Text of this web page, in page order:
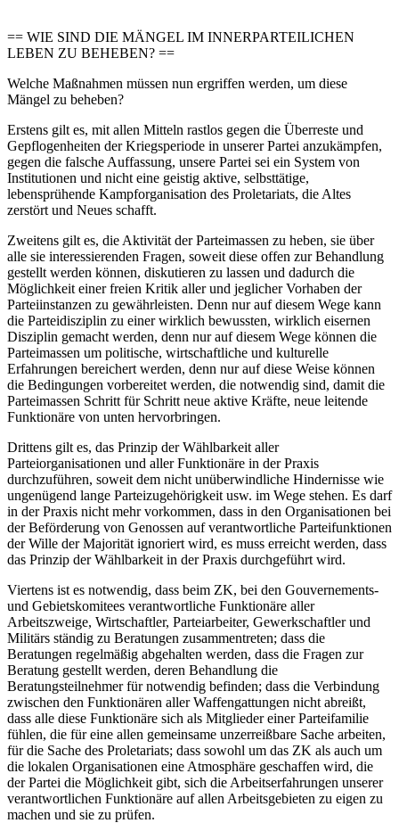
== WIE SIND DIE MÄNGEL IM INNERPARTEILICHEN
LEBEN ZU BEHEBEN? ==
Welche Maßnahmen müssen nun ergriffen werden, um diese
Mängel zu beheben?
Erstens gilt es, mit allen Mitteln rastlos gegen die Überreste und
Gepflogenheiten der Kriegsperiode in unserer Partei anzukämpfen,
gegen die falsche Auffassung, unsere Partei sei ein System von
Institutionen und nicht eine geistig aktive, selbsttätige,
lebensprühende Kampforganisation des Proletariats, die Altes
zerstört und Neues schafft.
Zweitens gilt es, die Aktivität der Parteimassen zu heben, sie über
alle sie interessierenden Fragen, soweit diese offen zur Behandlung
gestellt werden können, diskutieren zu lassen und dadurch die
Möglichkeit einer freien Kritik aller und jeglicher Vorhaben der
Parteiinstanzen zu gewährleisten. Denn nur auf diesem Wege kann
die Parteidisziplin zu einer wirklich bewussten, wirklich eisernen
Disziplin gemacht werden, denn nur auf diesem Wege können die
Parteimassen um politische, wirtschaftliche und kulturelle
Erfahrungen bereichert werden, denn nur auf diese Weise können
die Bedingungen vorbereitet werden, die notwendig sind, damit die
Parteimassen Schritt für Schritt neue aktive Kräfte, neue leitende
Funktionäre von unten hervorbringen.
Drittens gilt es, das Prinzip der Wählbarkeit aller
Parteiorganisationen und aller Funktionäre in der Praxis
durchzuführen, soweit dem nicht unüberwindliche Hindernisse wie
ungenügend lange Parteizugehörigkeit usw. im Wege stehen. Es darf
in der Praxis nicht mehr vorkommen, dass in den Organisationen bei
der Beförderung von Genossen auf verantwortliche Parteifunktionen
der Wille der Majorität ignoriert wird, es muss erreicht werden, dass
das Prinzip der Wählbarkeit in der Praxis durchgeführt wird.
Viertens ist es notwendig, dass beim ZK, bei den Gouvernements-
und Gebietskomitees verantwortliche Funktionäre aller
Arbeitszweige, Wirtschaftler, Parteiarbeiter, Gewerkschaftler und
Militärs ständig zu Beratungen zusammentreten; dass die
Beratungen regelmäßig abgehalten werden, dass die Fragen zur
Beratung gestellt werden, deren Behandlung die
Beratungsteilnehmer für notwendig befinden; dass die Verbindung
zwischen den Funktionären aller Waffengattungen nicht abreißt,
dass alle diese Funktionäre sich als Mitglieder einer Parteifamilie
fühlen, die für eine allen gemeinsame unzerreißbare Sache arbeiten,
für die Sache des Proletariats; dass sowohl um das ZK als auch um
die lokalen Organisationen eine Atmosphäre geschaffen wird, die
der Partei die Möglichkeit gibt, sich die Arbeitserfahrungen unserer
verantwortlichen Funktionäre auf allen Arbeitsgebieten zu eigen zu
machen und sie zu prüfen.